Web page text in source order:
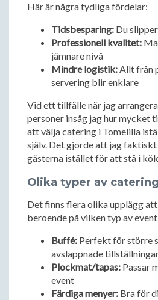
Här är några tydliga fördelar:
Tidsbesparing: Du
Professionell kvalitet:
jämnare nivå
Mindre logistik:Allt från
servering blir enklare
Vid ett tillfälle när jag
personer insåg jag hur mycket
att välja catering i Tomelilla
själv. Det gjorde att jag faktiskt
gästerna istället för att stå i
Olika typer av
Det finns flera olika upplägg
beroende på vilken typ av
Buffé: Perfekt för större
avslappnade
Plockmat/tapas: Passar
event
Färdiga menyer: Bra för